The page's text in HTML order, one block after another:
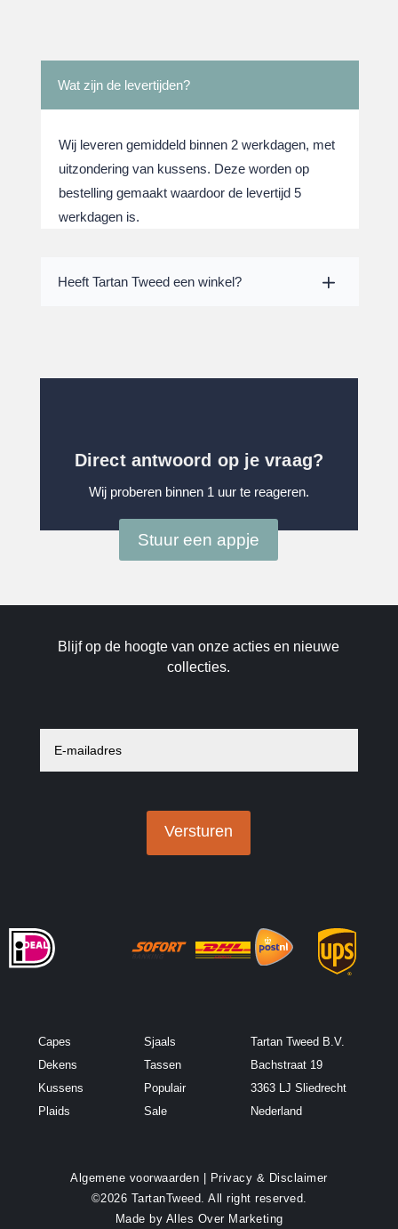
Wat zijn de levertijden?
Wij leveren gemiddeld binnen 2 werkdagen, met
uitzondering van kussens. Deze worden op
bestelling gemaakt waardoor de levertijd 5
werkdagen is.
Heeft Tartan Tweed een winkel?
Direct antwoord op je vraag?
Wij proberen binnen 1 uur te reageren.
Stuur een appje
Blijf op de hoogte van onze acties en nieuwe
collecties.
E
a
Versturen
Capes
Dekens
Kussens
Plaids
Sjaals
Tassen
Populair
Sale
Tartan Tweed B.V.
Bachstraat 19
3363 LJ Sliedrecht
Nederland
Algemene voorwaarden
Privacy & Disclaimer
©2026 TartanTweed. All right reserved.
Made by Alles Over Marketing